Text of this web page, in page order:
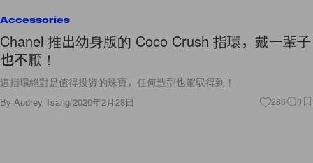
Accessories
Chanel 推出幼身版的 Coco Crush 指環，戴一輩子
也不厭！
這指環絕對是值得投資的珠寶，任何造型也駕馭得到！
By Audrey Tsang/2020年2月28日 286 0